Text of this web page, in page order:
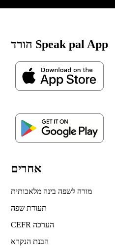
הורד Speak pal App
אחרים
מורה לשפה בינה מלאכותית
תעודת שפה
CEFR הערכה
הבנת הנקרא